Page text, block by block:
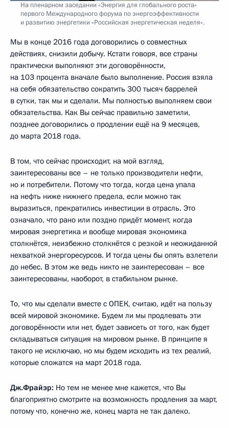
На пленарном заседании «Энергия для глобального роста»
первого Международного форума по энергоэффективности
и развитию энергетики «Российская энергетическая неделя».
Мы в конце 2016 года договорились о совместных
действиях, снизили добычу. Кстати говоря, все страны
практически выполняют эти договорённости,
на 103 процента вначале было выполнение. Россия взяла
на себя обязательство сократить 300 тысяч баррелей
в сутки, так мы и сделали. Мы полностью выполняем свои
обязательства. Как Вы сейчас правильно заметили,
позднее договорились о продлении ещё на 9 месяцев,
до марта 2018 года.
В том, что сейчас происходит, на мой взгляд,
заинтересованы все – не только производители нефти,
но и потребители. Потому что тогда, когда цена упала
на нефть ниже нижнего предела, если можно так
выразиться, прекратились инвестиции в отрасль. Это
означало, что рано или поздно придёт момент, когда
мировая энергетика и вообще мировая экономика
столкнётся, неизбежно столкнётся с резкой и неожиданной
нехваткой энергоресурсов. И тогда цены бы опять взлетели
до небес. В этом же ведь никто не заинтересован – все
заинтересованы, наоборот, в стабильном рынке.
То, что мы сделали вместе с ОПЕК, считаю, идёт на пользу
всей мировой экономике. Будем ли мы продлевать эти
договорённости или нет, будет зависеть от того, как будет
складываться ситуация на мировом рынке. В принципе я
такого не исключаю, но мы будем исходить из тех реалий,
которые сложатся на март 2018 года.
Дж.Фрайэр: Но тем не менее мне кажется, что Вы
благоприятно смотрите на возможность продления за март,
потому что, конечно же, конец марта не так далеко.